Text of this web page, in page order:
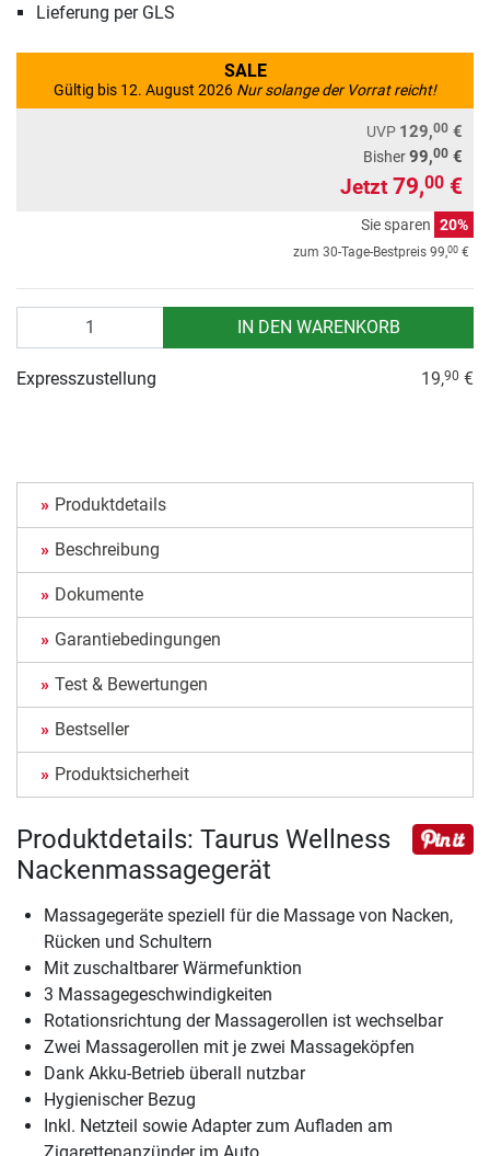
Lieferung per GLS
SALE
Gültig bis 12. August 2026 Nur solange der Vorrat reicht!
UVP 129,00 €
Bisher99,00 €
Jetzt 79,00 €
Sie sparen 20%
zum 30-Tage-Bestpreis 99,00 €
IN DEN WARENKORB
Expresszustellung 19,90 €
Produktdetails
Beschreibung
Dokumente
Garantiebedingungen
Test & Bewertungen
Bestseller
Produktsicherheit
Produktdetails: Taurus Wellness
Nackenmassagegerät
Massagegeräte speziell für die Massage von Nacken,
Rücken und Schultern
Mit zuschaltbarer Wärmefunktion
3 Massagegeschwindigkeiten
Rotationsrichtung der Massagerollen ist wechselbar
Zwei Massagerollen mit je zwei Massageköpfen
Dank Akku-Betrieb überall nutzbar
Hygienischer Bezug
Inkl. Netzteil sowie Adapter zum Aufladen am
Zigarettenanzünder im Auto